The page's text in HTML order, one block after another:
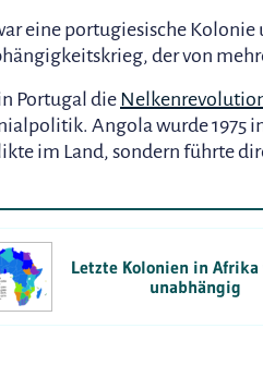
eine portugiesische Kolonie
der von
Portugal die
Angola wurde 1975
im Land, sondern führte
Letzte Kolonien in Afrika
unabhängig